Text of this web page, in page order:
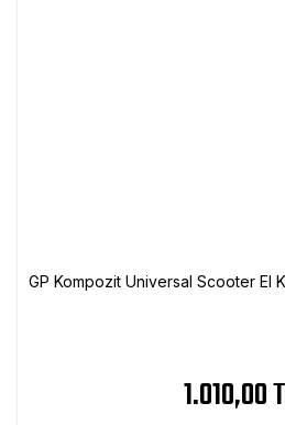
GP Kompozit Universal Scooter El
1.010,00